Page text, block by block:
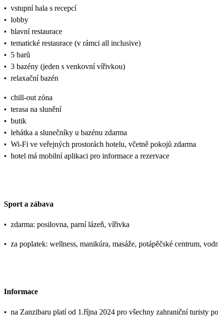
• vstupní hala s recepcí
• lobby
• hlavní restaurace
• tematické restaurace (v rámci all inclusive)
• 5 barů
• 3 bazény (jeden s venkovní vířivkou)
• relaxační bazén
• chill-out zóna
• terasa na slunění
• butik
• lehátka a slunečníky u bazénu zdarma
• Wi-Fi ve veřejných prostorách hotelu, včetně pokojů zdarma
• hotel má mobilní aplikaci pro informace a rezervace
Sport a zábava
• zdarma: posilovna, parní lázeň, vířivka
• za poplatek: wellness, manikúra, masáže, potápěčské centrum,
Informace
• na Zanzibaru platí od 1.října 2024 pro všechny zahraniční turisty